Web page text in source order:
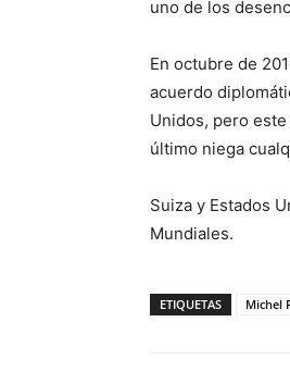
uno de los
En octubre de
acuerdo
Unidos, pero
último niega
Suiza y Estados
Mundiales.
ETIQUETAS Michel